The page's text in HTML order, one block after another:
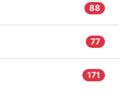
88
77
171